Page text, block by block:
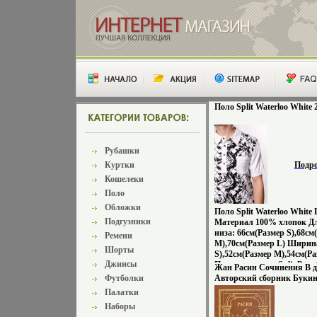
Рубашки
Куртки
Кошелеки
Поло
Обложки
Подгузники
Ремени
Шорты
Джинсы
Футболки
Палатки
Наборы
Поло Split Waterloo White
Поло Split Waterloo White
Материал 100% хлопок
низа: 66см(Размер
M),70см(Размер L)
S),52см(Размер
Производитель: Split
1988 году Split начался
калифорнийских
несколько парней,
сами на себя, ничего
Жан Расин Сочинения В
Авторский сборник
издание Сохранность:
Издательство:
переплет, 464 стр Тираж: